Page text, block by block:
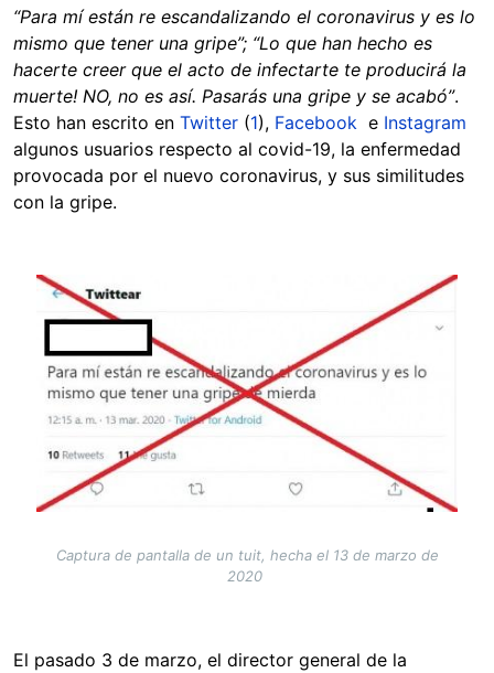
“Para mí están re escandalizando el coronavirus y es lo
mismo que tener una gripe”; “Lo que han hecho es
hacerte creer que el acto de infectarte te producirá la
muerte! NO, no es así. Pasarás una gripe y se acabó”.
Esto han escrito en Twitter (1), Facebook e Instagram
algunos usuarios respecto al covid-19, la enfermedad
provocada por el nuevo coronavirus, y sus similitudes
con la gripe.
Image
Captura de pantalla de un tuit, hecha el 13 de marzo de
2020
El pasado 3 de marzo, el director general de la